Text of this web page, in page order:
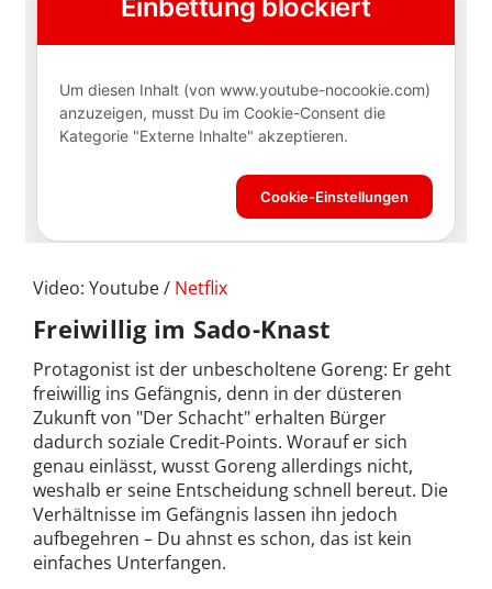
Video: Youtube / Netflix
Freiwillig im Sado-Knast
Protagonist ist der unbescholtene Goreng: Er geht
freiwillig ins Gefängnis, denn in der düsteren
Zukunft von "Der Schacht" erhalten Bürger
dadurch soziale Credit-Points. Worauf er sich
genau einlässt, wusst Goreng allerdings nicht,
weshalb er seine Entscheidung schnell bereut. Die
Verhältnisse im Gefängnis lassen ihn jedoch
aufbegehren – Du ahnst es schon, das ist kein
einfaches Unterfangen.